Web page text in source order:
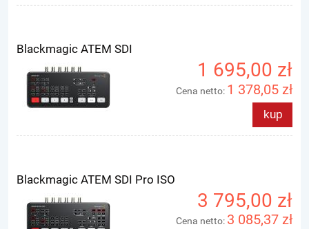
Blackmagic ATEM SDI
1 695,00 zł
Cena netto: 1 378,05 zł
kup
Blackmagic ATEM SDI Pro ISO
3 795,00 zł
Cena netto: 3 085,37 zł